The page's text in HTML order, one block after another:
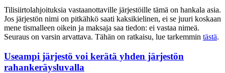
Tilisiirtolahjoituksia vastaanottaville järjestöille tämä on hankala asia.
Jos järjestön nimi on pitkähkö saati kaksikielinen, ei se juuri koskaan
mene tismalleen oikein ja maksaja saa tiedon: ei vastaa nimeä.
Seuraus on varsin arvattava. Tähän on ratkaisu, lue tarkemmin tästä.
Useampi järjestö voi kerätä yhden järjestön
rahankeräysluvalla